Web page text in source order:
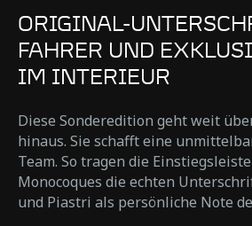
ORIGINAL-
FAHRER UND
IM INTERIEUR
Diese Sonderedition geht weit
hinaus. Sie schafft eine
Team. So tragen die
Monocoques die echten
und Piastri als persönliche Note